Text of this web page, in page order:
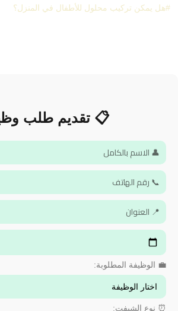
هل يمكن تركيب محلول للأطفال في المنزل؟
📋 تقديم طلب
💼 الوظيفة المطلوبة:
⏰ نوع الشيفت: